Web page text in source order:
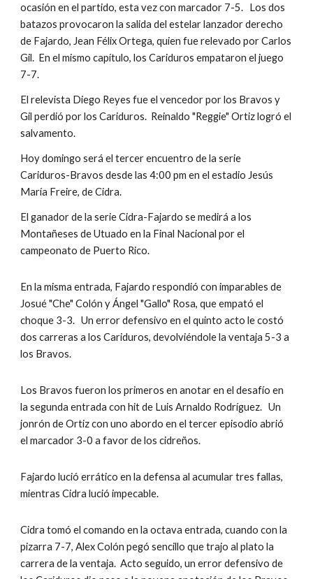
ocasión en el partido, esta vez con marcador 7-5.   Los dos
batazos provocaron la salida del estelar lanzador derecho
de Fajardo, Jean Félix Ortega, quien fue relevado por Carlos
Gil.  En el mismo capítulo, los Cariduros empataron el juego
7-7.
El relevista Diego Reyes fue el vencedor por los Bravos y
Gil perdió por los Cariduros.  Reinaldo "Reggie" Ortiz logró el
salvamento.
Hoy domingo será el tercer encuentro de la serie
Cariduros-Bravos desde las 4:00 pm en el estadio Jesús
María Freire, de Cidra.
El ganador de la serie Cidra-Fajardo se medirá a los
Montañeses de Utuado en la Final Nacional por el
campeonato de Puerto Rico.
En la misma entrada, Fajardo respondió con imparables de
Josué "Che" Colón y Ángel "Gallo" Rosa, que empató el
choque 3-3.   Un error defensivo en el quinto acto le costó
dos carreras a los Cariduros, devolviéndole la ventaja 5-3 a
los Bravos.
Los Bravos fueron los primeros en anotar en el desafío en
la segunda entrada con hit de Luis Arnaldo Rodríguez.   Un
jonrón de Ortiz con uno abordo en el tercer episodio abrió
el marcador 3-0 a favor de los cidreños.
Fajardo lució errático en la defensa al acumular tres fallas,
mientras Cidra lució impecable.
Cidra tomó el comando en la octava entrada, cuando con la
pizarra 7-7, Alex Colón pegó sencillo que trajo al plato la
carrera de la ventaja.  Acto seguido, un error defensivo de